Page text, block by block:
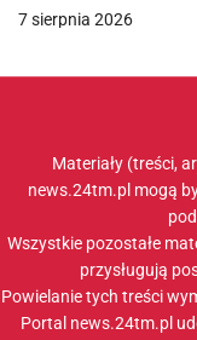
7 sierpnia 2026
Materiały (treści,
news.24tm.pl mogą
Wszystkie pozostałe
przysługują
Powielanie tych treści
Portal news.24tm.pl